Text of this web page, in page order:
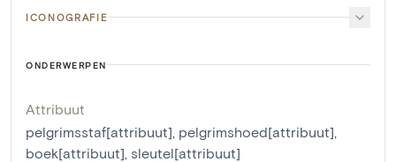
ICONOGRAFIE
ONDERWERPEN
Attribuut
pelgrimsstaf[attribuut], pelgrimshoed[attribuut],
boek[attribuut], sleutel[attribuut]